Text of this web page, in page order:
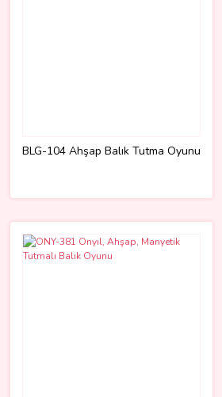
BLG-104 Ahşap Balık Tutma Oyunu